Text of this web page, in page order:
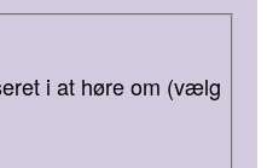
i at høre om (vælg